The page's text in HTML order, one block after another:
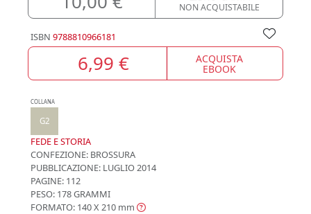
NON ACQUISTABILE
ISBN 9788810966181
6,99 € ACQUISTA
EBOOK
COLLANA
G2
FEDE E STORIA
CONFEZIONE: BROSSURA
PUBBLICAZIONE: LUGLIO 2014
PAGINE: 112
PESO: 178 GRAMMI
FORMATO: 140 X 210 mm